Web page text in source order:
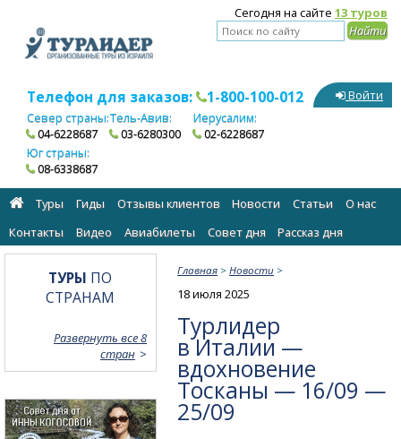
Сегодня на сайте 13 туров
Телефон для заказов: 1-800-100-012
Север страны:
04-6228687
Тель-Авив:
03-6280300
Иерусалим:
02-6228687
Юг страны:
08-6338687
Войти
Туры Гиды Отзывы клиентов Новости Статьи
О нас
Контакты
Видео Авиабилеты Cовет дня Рассказ дня
Главная >Новости >
18 июля 2025
Турлидер
в Италии —
вдохновение
Тосканы — 16/09 —
25/09
ТУРЫ ПО
СТРАНАМ
Развернуть все 8
стран